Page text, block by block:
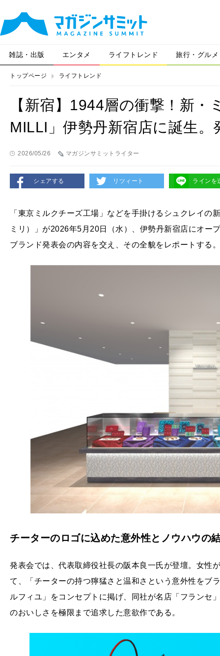
雑誌・出版 エンタメ ライフトレンド 旅行・グルメ
トップページ ライフトレンド
【新宿】1944層の衝撃！新
MILLI」伊勢丹新宿店に誕生
2026/05/26 マガジンサミットライター
シェアする リツィート ラインを
「東京ミルクチーズ工場」などを手掛けるシュクレイ
ミリ）」が2026年5月20日（水）、伊勢丹新宿店にオー
ブランド発表会の内容を交え、その全貌をレポートする。
チーターのロゴに込めた意外性とノウハウの
発表会では、代表取締役社長の阪本良一氏が登壇。女性
て、「チーターの持つ獰猛さと温和さという意外性をブ
ルフィユ」をコンセプトに掲げ、同社が名店「フランセ
のおいしさを極限まで追求した意欲作である。